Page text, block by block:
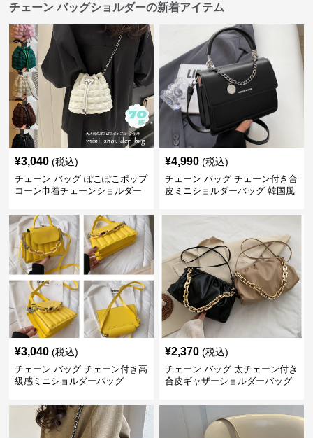
チェーン バッグショルダーの新着アイテム
¥3,040 (税込)
チェーン バッグ ぽこぽこポップ
コーン巾着チェーンショルダー
¥4,990 (税込)
チェーン バッグ チェーン付き合
皮ミニショルダーバッグ 韓国風
¥3,040 (税込)
チェーン バッグ チェーン付き高
級感ミニショルダーバッグ
¥2,370 (税込)
チェーン バッグ 太チェーン付き
合皮ギャザーショルダーバッグ